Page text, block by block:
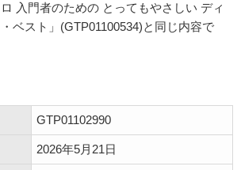
入門者のための とってもやさしい ディ
ベスト」(GTP01100534)と同じ内容で
GTP01102990
2026年5月21日